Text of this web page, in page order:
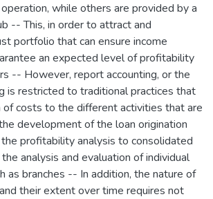
operation, while others are provided by a
-- This, in order to attract and
portfolio that can ensure income
an expected level of profitability
-- However, report accounting, or the
is restricted to traditional practices that
costs to the different activities that are
development of the loan origination
profitability analysis to consolidated
analysis and evaluation of individual
as branches -- In addition, the nature of
their extent over time requires not